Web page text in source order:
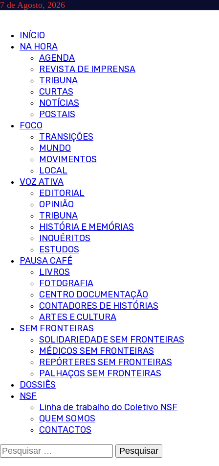
Skip
7 de Agosto, 2026
Primary
Menu
INÍCIO
NA HORA
AGENDA
REVISTA DE IMPRENSA
TRIBUNA
CURTAS
NOTÍCIAS
POSTAIS
FOCO
TRANSIÇÕES
MUNDO
MOVIMENTOS
LOCAL
VOZ ATIVA
EDITORIAL
OPINIÃO
TRIBUNA
HISTÓRIA E MEMÓRIAS
INQUÉRITOS
ESTUDOS
PAUSA CAFÉ
LIVROS
FOTOGRAFIA
CENTRO DOCUMENTAÇÃO
CONTADORES DE HISTÓRIAS
ARTES E CULTURA
SEM FRONTEIRAS
SOLIDARIEDADE SEM FRONTEIRAS
MÉDICOS SEM FRONTEIRAS
REPÓRTERES SEM FRONTEIRAS
PALHAÇOS SEM FRONTEIRAS
DOSSIÊS
NSF
Linha de trabalho do Coletivo NSF
QUEM SOMOS
CONTACTOS
Pesquisar
por: